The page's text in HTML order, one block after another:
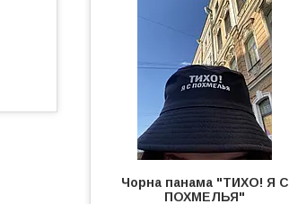
Чорна панама "ТИХО! Я С
ПОХМЕЛЬЯ"